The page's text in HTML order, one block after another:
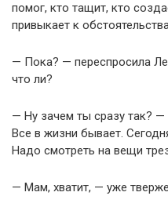
помог, кто тащит, кто
привыкает к
— Пока? — переспросила
что ли?
— Ну зачем ты сразу так?
Все в жизни бывает.
Надо смотреть на вещи
— Мам, хватит, — уже